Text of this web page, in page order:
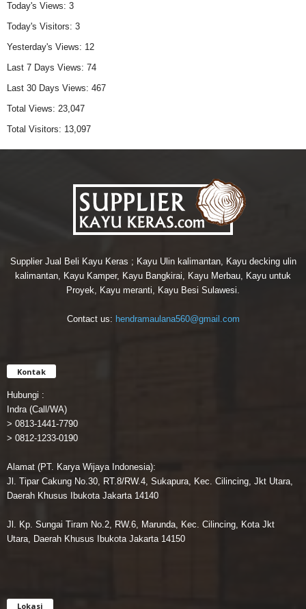
Today's Views: 3
Today's Visitors: 3
Yesterday's Views: 12
Last 7 Days Views: 74
Last 30 Days Views: 467
Total Views: 23,047
Total Visitors: 13,097
Supplier Jual Beli Kayu Keras ; Kayu Ulin kalimantan, Kayu decking ulin
kalimantan, Kayu Kamper, Kayu Bangkirai, Kayu Merbau, Kayu untuk
Proyek, Kayu meranti, Kayu Besi Sulawesi.
Contact us: hendramaulana560@gmail.com
Kontak
Hubungi :
Indra (Call/WA)
> 0813-1441-7790
> 0812-1233-0190
Alamat (PT. Karya Wijaya Indonesia):
Jl. Tipar Cakung No.30, RT.8/RW.4, Sukapura, Kec. Cilincing, Jkt Utara,
Daerah Khusus Ibukota Jakarta 14140
Jl. Kp. Sungai Tiram No.2, RW.6, Marunda, Kec. Cilincing, Kota Jkt
Utara, Daerah Khusus Ibukota Jakarta 14150
Lokasi